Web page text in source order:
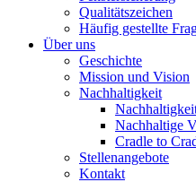
Qualitätszeichen
Häufig gestellte
Über uns
Geschichte
Mission und Vision
Nachhaltigkeit
Nachhaltige
Cradle to
Stellenangebote
Kontakt